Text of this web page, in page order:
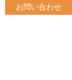
お問い合わせ